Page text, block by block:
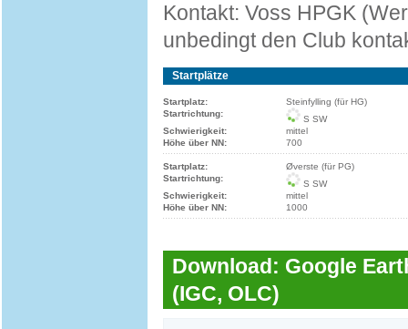
Kontakt: Voss HPGK
unbedingt den Club
Startplätze
Startplatz:
Steinfylling (für HG)
Startrichtung:
S SW
Schwierigkeit:
mittel
Höhe über NN:
700
Startplatz:
Øverste (für PG)
Startrichtung:
S SW
Schwierigkeit:
mittel
Höhe über NN:
1000
Download: Google
(IGC, OLC)